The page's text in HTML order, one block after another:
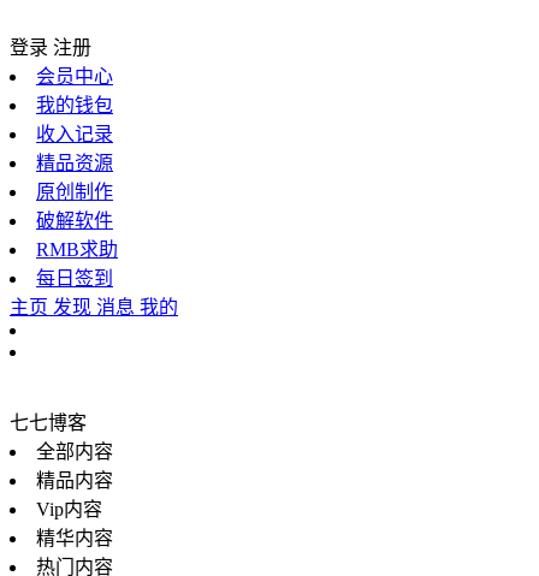
登录 注册
会员中心
我的钱包
收入记录
精品资源
原创制作
破解软件
RMB求助
每日签到
主页 发现 消息 我的
七七博客
全部内容
精品内容
Vip内容
精华内容
热门内容